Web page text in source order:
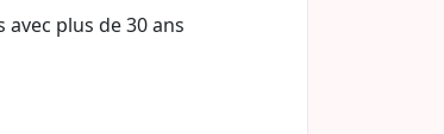
plus de 30 ans